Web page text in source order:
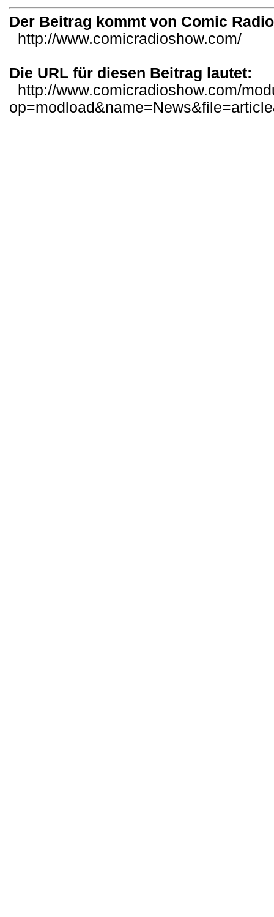
Der Beitrag kommt von Comic
http://www.comicradioshow.com/
Die URL für diesen Beitrag lautet:
http://www.comicradioshow.com/